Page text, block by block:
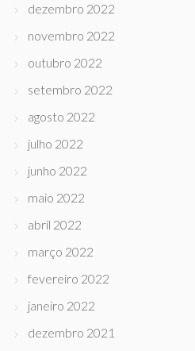
dezembro 2022
novembro 2022
outubro 2022
setembro 2022
agosto 2022
julho 2022
junho 2022
maio 2022
abril 2022
março 2022
fevereiro 2022
janeiro 2022
dezembro 2021